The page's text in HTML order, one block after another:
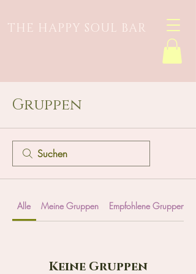
THE HAPPY SOUL BAR
Gruppen
Alle Meine Gruppen Empfohlene Gruppen
Keine Gruppen